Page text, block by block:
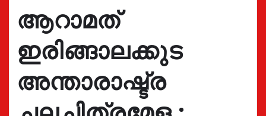
ആറാമത്
ഇരിങ്ങാലക്കുട
അന്താരാഷ്ട്ര